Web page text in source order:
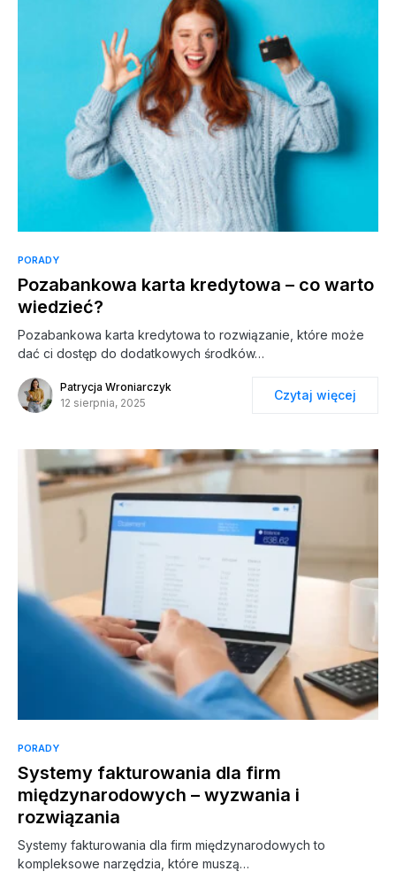
PORADY
Pozabankowa karta kredytowa – co warto
wiedzieć?
Pozabankowa karta kredytowa to rozwiązanie, które może
dać ci dostęp do dodatkowych środków…
Patrycja Wroniarczyk
12 sierpnia, 2025
Czytaj więcej
PORADY
Systemy fakturowania dla firm
międzynarodowych – wyzwania i
rozwiązania
Systemy fakturowania dla firm międzynarodowych to
kompleksowe narzędzia, które muszą…